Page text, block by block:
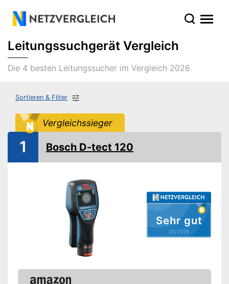
Leitungssuchgerät Vergleich
Die 4 besten Leitungssucher im Vergleich 2026
Sortieren & Filter
Vergleichssieger
Sehr gut
05/2026
1 Bosch D-tect 120